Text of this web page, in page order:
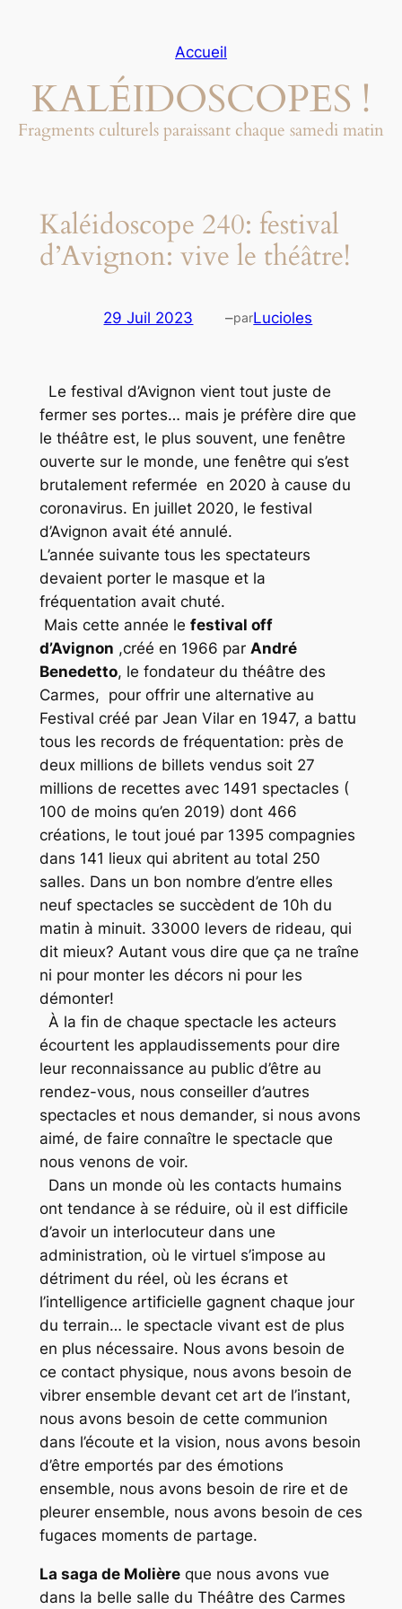
Accueil
KALÉIDOSCOPES !
Fragments culturels paraissant chaque samedi matin
Kaléidoscope 240: festival
d’Avignon: vive le théâtre!
29 Juil 2023 –parLucioles
Le festival d’Avignon vient tout juste de
fermer ses portes… mais je préfère dire que
le théâtre est, le plus souvent, une fenêtre
ouverte sur le monde, une fenêtre qui s’est
brutalement refermée en 2020 à cause du
coronavirus. En juillet 2020, le festival
d’Avignon avait été annulé.
L’année suivante tous les spectateurs
devaient porter le masque et la
fréquentation avait chuté.
Mais cette année le festival off
d’Avignon ,créé en 1966 par André
Benedetto, le fondateur du théâtre des
Carmes, pour offrir une alternative au
Festival créé par Jean Vilar en 1947, a battu
tous les records de fréquentation: près de
deux millions de billets vendus soit 27
millions de recettes avec 1491 spectacles (
100 de moins qu’en 2019) dont 466
créations, le tout joué par 1395 compagnies
dans 141 lieux qui abritent au total 250
salles. Dans un bon nombre d’entre elles
neuf spectacles se succèdent de 10h du
matin à minuit. 33000 levers de rideau, qui
dit mieux? Autant vous dire que ça ne traîne
ni pour monter les décors ni pour les
démonter!
À la fin de chaque spectacle les acteurs
écourtent les applaudissements pour dire
leur reconnaissance au public d’être au
rendez-vous, nous conseiller d’autres
spectacles et nous demander, si nous avons
aimé, de faire connaître le spectacle que
nous venons de voir.
Dans un monde où les contacts humains
ont tendance à se réduire, où il est difficile
d’avoir un interlocuteur dans une
administration, où le virtuel s’impose au
détriment du réel, où les écrans et
l’intelligence artificielle gagnent chaque jour
du terrain… le spectacle vivant est de plus
en plus nécessaire. Nous avons besoin de
ce contact physique, nous avons besoin de
vibrer ensemble devant cet art de l’instant,
nous avons besoin de cette communion
dans l’écoute et la vision, nous avons besoin
d’être emportés par des émotions
ensemble, nous avons besoin de rire et de
pleurer ensemble, nous avons besoin de ces
fugaces moments de partage.
La saga de Molièreque nous avons vue
dans la belle salle du Théâtre des Carmes